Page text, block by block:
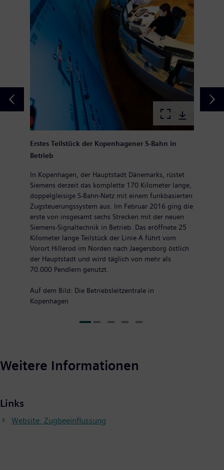
Erstes Teilstück der Kopenhagener S-Bahn in
Betrieb
In Kopenhagen, der Hauptstadt Dänemarks, rüstet
Siemens derzeit das komplette 170 Kilometer lange,
doppelgleisige S-Bahn-Netz mit einem funkbasierten
Zugsteuerungssystem aus. Im Februar 2016 ging die
erste von insgesamt sechs Strecken mit der neuen
Siemens-Signaltechnik in Betrieb. Das eröffnete 25
Kilometer lange Teilstück der Linie A führt vom
Vorort Hillerod im Norden nach Jaegersborg östlich
der Hauptstadt und wird täglich von mehr als
70.000 Pendlern genutzt.
Auf dem Bild: Die Betriebsleitzentrale in
Kopenhagen
Weitere Informationen
Links
Website: Zugbeeinflussung